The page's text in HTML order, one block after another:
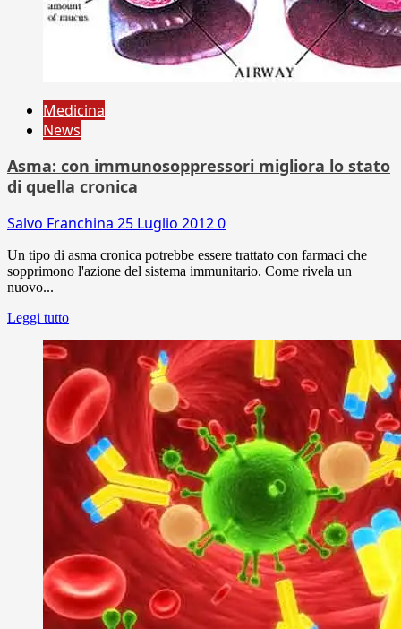
Medicina
News
Asma: con immunosoppressori migliora lo stato
di quella cronica
Salvo Franchina 25 Luglio 20120
Un tipo di asma cronica potrebbe essere trattato con farmaci che
sopprimono l'azione del sistema immunitario. Come rivela un
nuovo...
Leggi tutto